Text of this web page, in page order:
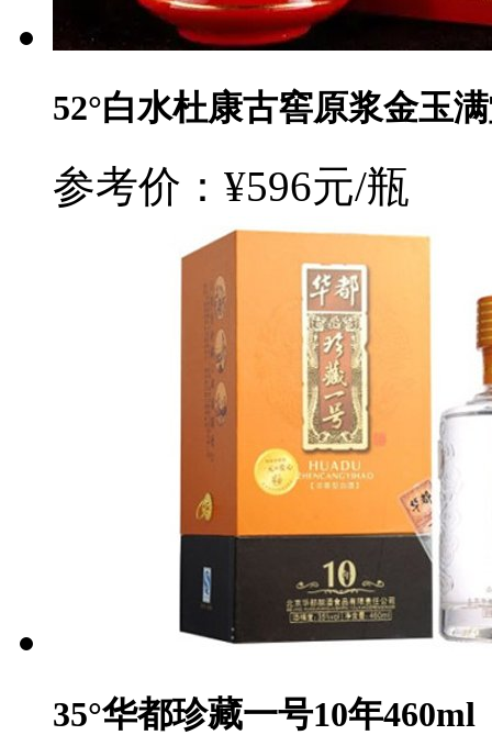
52°白水杜康古窖原浆金玉
参考价：¥596元/瓶
35°华都珍藏一号10年460ml